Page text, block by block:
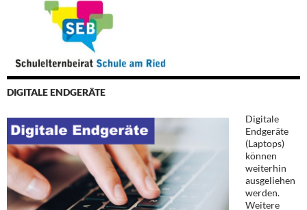
DIGITALE ENDGERÄTE
Digitale
Endgeräte
(Laptops)
können
weiterhin
ausgeliehen
werden.
Weitere